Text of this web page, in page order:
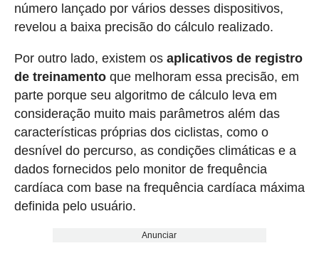
número lançado por vários desses dispositivos,
revelou a baixa precisão do cálculo realizado.
Por outro lado, existem os aplicativos de registro
de treinamentoque melhoram essa precisão, em
parte porque seu algoritmo de cálculo leva em
consideração muito mais parâmetros além das
características próprias dos ciclistas, como o
desnível do percurso, as condições climáticas e a
dados fornecidos pelo monitor de frequência
cardíaca com base na frequência cardíaca máxima
definida pelo usuário.
Anunciar